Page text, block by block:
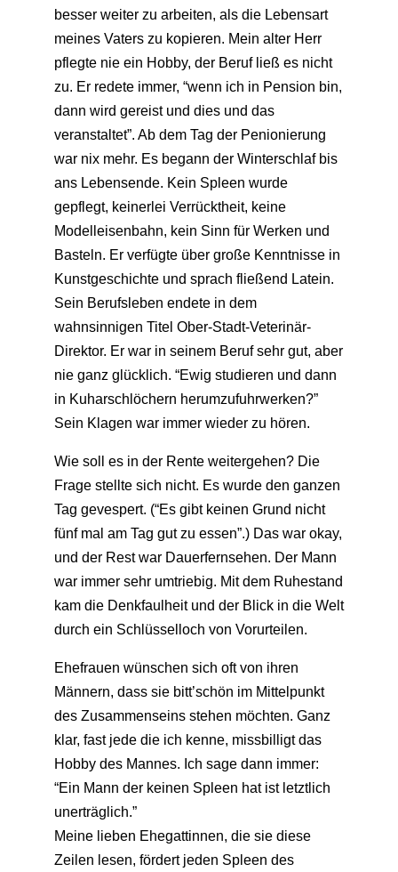
besser weiter zu arbeiten, als die Lebensart
meines Vaters zu kopieren. Mein alter Herr
pflegte nie ein Hobby, der Beruf ließ es nicht
zu. Er redete immer, “wenn ich in Pension bin,
dann wird gereist und dies und das
veranstaltet”. Ab dem Tag der Penionierung
war nix mehr. Es begann der Winterschlaf bis
ans Lebensende. Kein Spleen wurde
gepflegt, keinerlei Verrücktheit, keine
Modelleisenbahn, kein Sinn für Werken und
Basteln. Er verfügte über große Kenntnisse in
Kunstgeschichte und sprach fließend Latein.
Sein Berufsleben endete in dem
wahnsinnigen Titel Ober-Stadt-Veterinär-
Direktor. Er war in seinem Beruf sehr gut, aber
nie ganz glücklich. “Ewig studieren und dann
in Kuharschlöchern herumzufuhrwerken?”
Sein Klagen war immer wieder zu hören.
Wie soll es in der Rente weitergehen? Die
Frage stellte sich nicht. Es wurde den ganzen
Tag gevespert. (“Es gibt keinen Grund nicht
fünf mal am Tag gut zu essen”.) Das war okay,
und der Rest war Dauerfernsehen. Der Mann
war immer sehr umtriebig. Mit dem Ruhestand
kam die Denkfaulheit und der Blick in die Welt
durch ein Schlüsselloch von Vorurteilen.
Ehefrauen wünschen sich oft von ihren
Männern, dass sie bitt’schön im Mittelpunkt
des Zusammenseins stehen möchten. Ganz
klar, fast jede die ich kenne, missbilligt das
Hobby des Mannes. Ich sage dann immer:
“Ein Mann der keinen Spleen hat ist letztlich
unerträglich.”
Meine lieben Ehegattinnen, die sie diese
Zeilen lesen, fördert jeden Spleen des